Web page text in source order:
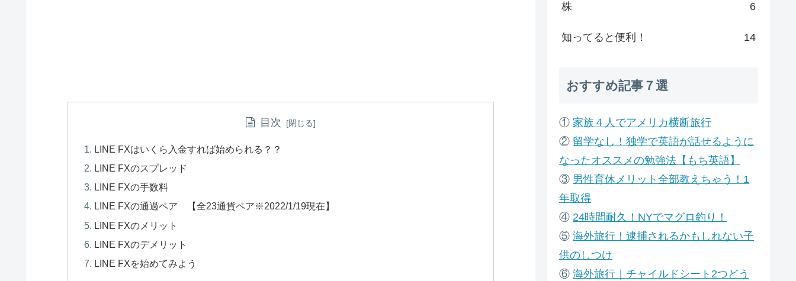
目次
LINE FXはいくら入金すれば始められる？？
LINE FXのスプレッド
LINE FXの手数料
LINE FXの通過ペア 【全23通貨ペア※2022/1/19現在】
LINE FXのメリット
LINE FXのデメリット
LINE FXを始めてみよう
株 6
知ってると便利！ 14
おすすめ記事７選
① 家族４人でアメリカ横断旅行
② 留学なし！独学で英語が話せるように
なったオススメの勉強法【もち英語】
③ 男性育休メリット全部教えちゃう！1
年取得
④ 24時間耐久！NYでマグロ釣り！
⑤ 海外旅行！逮捕されるかもしれない子
供のしつけ
⑥ 海外旅行｜チャイルドシート2つどう